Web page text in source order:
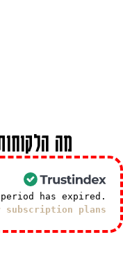
מה
has expired.
plans! >>